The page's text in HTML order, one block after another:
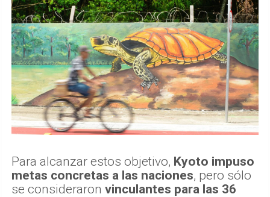
Para alcanzar estos objetivo, Kyoto impuso
metas concretas a las naciones, pero sólo
se consideraron vinculantes para las 36